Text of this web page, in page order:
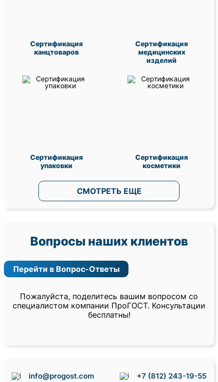
Сертификация
канцтоваров
Сертификация
медицинских
изделий
Сертификация
упаковки
Сертификация
косметики
СМОТРЕТЬ ЕЩЕ
Вопросы наших клиентов
Перейти в Вопрос-Ответы
Пожалуйста, поделитесь вашим вопросом со
специалистом компании ПроГОСТ. Консультации
бесплатны!
info@progost.com +7 (812) 243-19-55